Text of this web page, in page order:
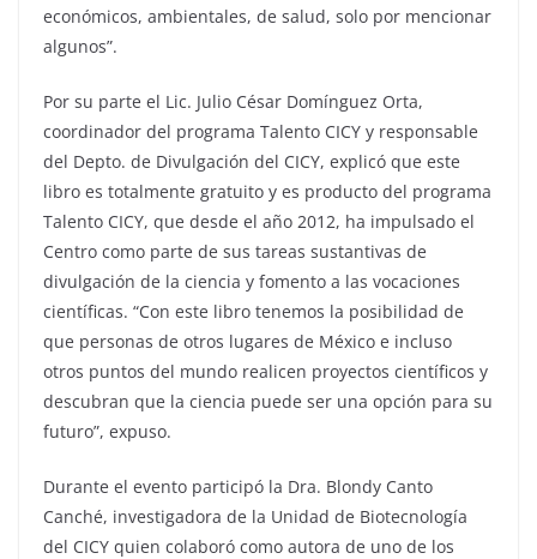
económicos, ambientales, de salud, solo por mencionar
algunos”.
Por su parte el Lic. Julio César Domínguez Orta,
coordinador del programa Talento CICY y responsable
del Depto. de Divulgación del CICY, explicó que este
libro es totalmente gratuito y es producto del programa
Talento CICY, que desde el año 2012, ha impulsado el
Centro como parte de sus tareas sustantivas de
divulgación de la ciencia y fomento a las vocaciones
científicas. “Con este libro tenemos la posibilidad de
que personas de otros lugares de México e incluso
otros puntos del mundo realicen proyectos científicos y
descubran que la ciencia puede ser una opción para su
futuro”, expuso.
Durante el evento participó la Dra. Blondy Canto
Canché, investigadora de la Unidad de Biotecnología
del CICY quien colaboró como autora de uno de los